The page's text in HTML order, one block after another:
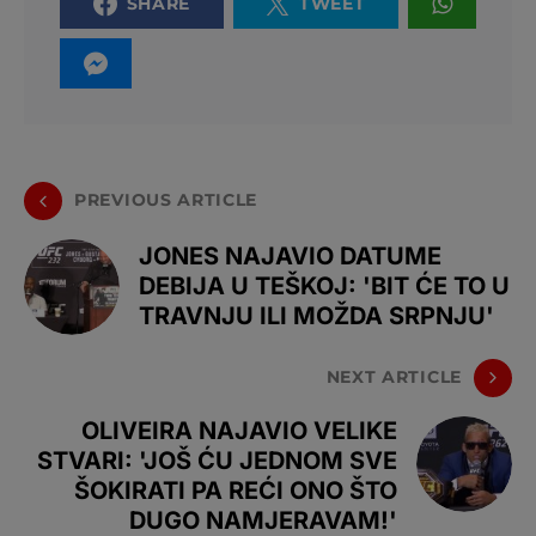
PREVIOUS ARTICLE
JONES NAJAVIO DATUME
DEBIJA U TEŠKOJ: 'BIT ĆE TO U
TRAVNJU ILI MOŽDA SRPNJU'
NEXT ARTICLE
OLIVEIRA NAJAVIO VELIKE
STVARI: 'JOŠ ĆU JEDNOM SVE
ŠOKIRATI PA REĆI ONO ŠTO
DUGO NAMJERAVAM!'